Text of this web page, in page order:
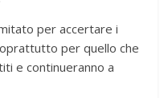
per accertare i
per quello che
e continueranno a